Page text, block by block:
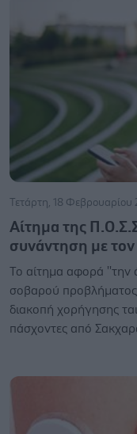
Τετάρτη, 18 Φεβρουαρίου
Αίτημα της
συνάντηση με
Το αίτημα αφορά ''την
σοβαρού
διακοπή χορήγησης
πάσχοντες από